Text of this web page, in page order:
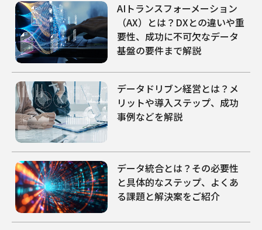
AIトランスフォーメーション
（AX）とは？DXとの違いや重
要性、成功に不可欠なデータ
基盤の要件まで解説
データドリブン経営とは？メ
リットや導入ステップ、成功
事例などを解説
データ統合とは？その必要性
と具体的なステップ、よくあ
る課題と解決案をご紹介